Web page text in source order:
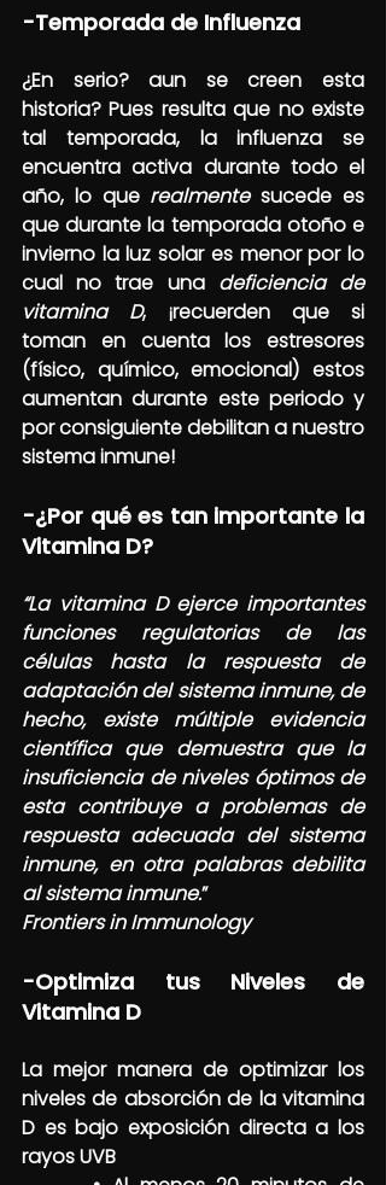
-Temporada de Influenza
¿En serio? aun se creen esta
historia? Pues resulta que no existe
tal temporada, la influenza se
encuentra activa durante todo el
año, lo que realmente sucede es
que durante la temporada otoño e
invierno la luz solar es menor por lo
cual no trae una deficiencia de
vitamina D, ¡recuerden que si
toman en cuenta los estresores
(físico, químico, emocional) estos
aumentan durante este periodo y
por consiguiente debilitan a nuestro
sistema inmune!
-¿Por qué es tan importante la
Vitamina D?
“La vitamina D ejerce importantes
funciones regulatorias de las
células hasta la respuesta de
adaptación del sistema inmune, de
hecho, existe múltiple evidencia
científica que demuestra que la
insuficiencia de niveles óptimos de
esta contribuye a problemas de
respuesta adecuada del sistema
inmune, en otra palabras debilita
al sistema inmune.”
Frontiers in Immunology
-Optimiza tus Niveles de
Vitamina D
La mejor manera de optimizar los
niveles de absorción de la vitamina
D es bajo exposición directa a los
rayos UVB